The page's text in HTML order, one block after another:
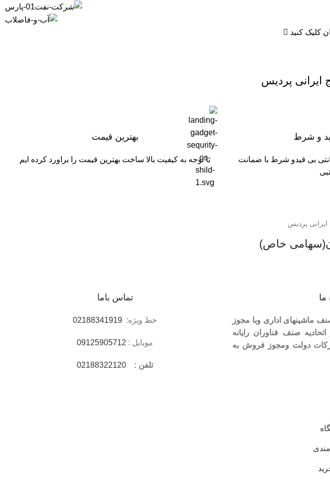
کلیک کنید
ایرانی پردیس
و شرط
بی قیدو شرط با ضمانت
بهترین قیمت
با توجه به کیفیت بالا ساخت بهترین قیمت را براورد کرده ایم
ایرانی پردیس
خاص)
ما
در صنف ماشینهای اداری وبا مجوز
صنف فناوران رایانه
دولت ومجوز فروش به
تماس باما
خط ویژه: 02188341919
موبایل : 09125905712
تلفن : 02188322120